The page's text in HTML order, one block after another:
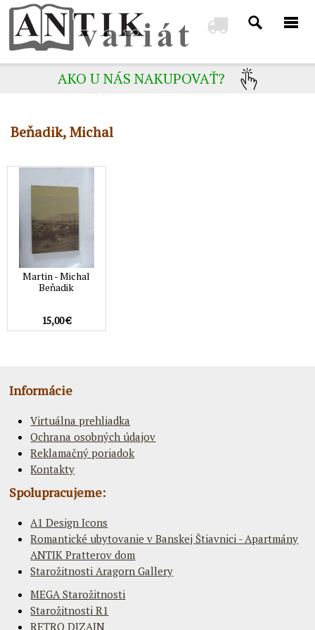
AKO U NÁS NAKUPOVAŤ?
Beňadik, Michal
Martin - Michal
Beňadik
15,00 €
Informácie
Virtuálna prehliadka
Ochrana osobných údajov
Reklamačný poriadok
Kontakty
Spolupracujeme:
A1 Design Icons
Romantické ubytovanie v Banskej Štiavnici - Apartmány
ANTIK Pratterov dom
Starožitnosti Aragorn Gallery
MEGA Starožitnosti
Starožitnosti R1
RETRO DIZAJN